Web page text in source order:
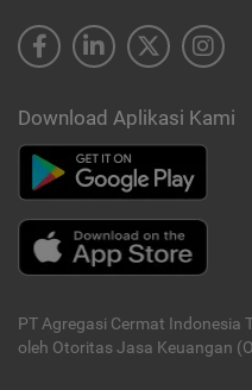
Download Aplikasi Kami
PT Agregasi Cermat Indonesia
oleh Otoritas Jasa Keuangan